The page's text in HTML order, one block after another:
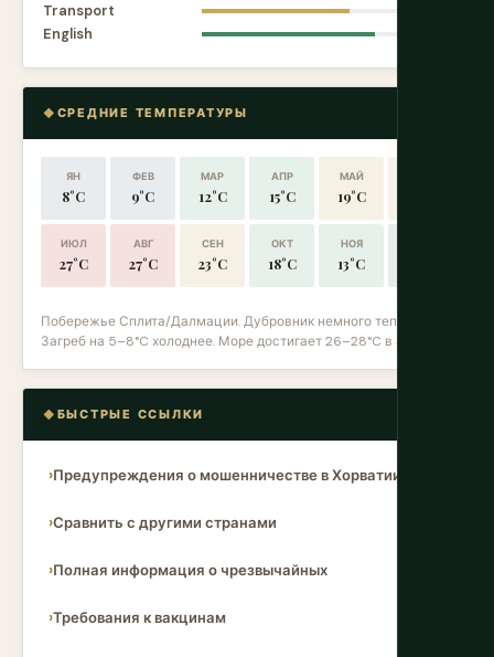
Transport
English
СРЕДНИЕ ТЕМПЕРАТУРЫ
ЯН
8°C
ФЕВ
9°C
МАР
12°C
АПР
15°C
МАЙ
19°C
ИЮЛ
27°C
АВГ
27°C
СЕН
23°C
ОКТ
18°C
НОЯ
13°C
Побережье Сплита/Далмации. Дубровник немного теплее.
Загреб на 5–8°C холоднее. Море достигает 26–28°C в августе.
БЫСТРЫЕ ССЫЛКИ
Предупреждения о мошенничестве в Хорватии
Сравнить с другими странами
Полная информация о чрезвычайных
Требования к вакцинам